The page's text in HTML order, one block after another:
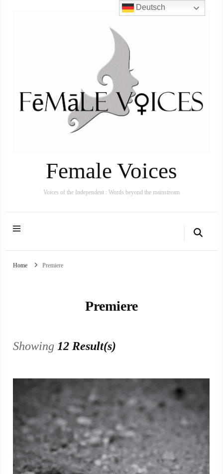
Female Voices
Voices of the Independent : Words beyond the mainstream
Home Premiere
Premiere
Showing 12 Result(s)
Deutsch